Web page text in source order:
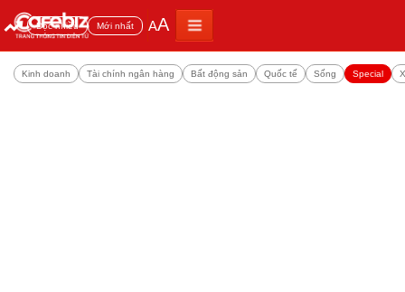
Đọc nhiều Mới nhất AA
Kinh doanh Tài chính ngân hàng Bất động sản Quốc tế Sống Special